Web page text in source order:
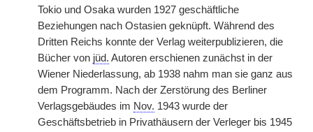
Tokio und Osaka wurden 1927 geschäftliche
Beziehungen nach Ostasien geknüpft. Während des
Dritten Reichs konnte der Verlag weiterpublizieren, die
Bücher von jüd. Autoren erschienen zunächst in der
Wiener Niederlassung, ab 1938 nahm man sie ganz aus
dem Programm. Nach der Zerstörung des Berliner
Verlagsgebäudes im Nov. 1943 wurde der
Geschäftsbetrieb in Privathäusern der Verleger bis 1945